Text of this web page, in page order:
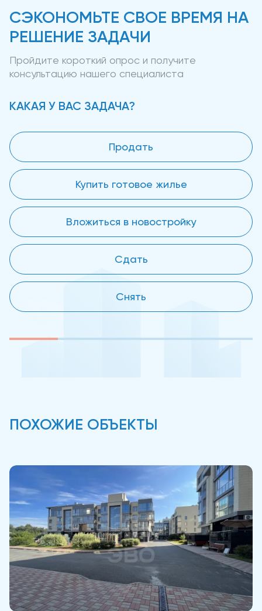
СЭКОНОМЬТЕ СВОЕ ВРЕМЯ НА
РЕШЕНИЕ ЗАДАЧИ
Пройдите короткий опрос и получите
консультацию нашего специалиста
КАКАЯ У ВАС ЗАДАЧА?
Продать
Купить готовое жилье
Вложиться в новостройку
Сдать
Снять
ПОХОЖИЕ ОБЪЕКТЫ